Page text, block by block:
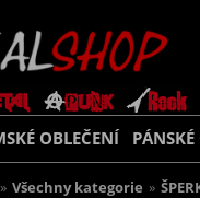
OBLEČENÍ
» Všechny kategorie »